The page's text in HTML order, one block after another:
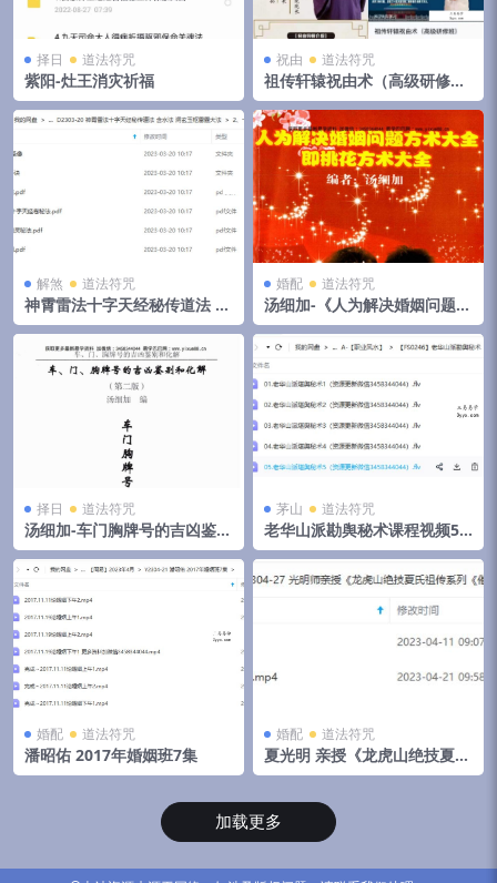
择日 道法符咒
紫阳-灶王消灾祈福
祝由 道法符咒
祖传轩辕祝由术（高级研修
班）
解煞 道法符咒
神霄雷法十字天经秘传道法 含
水法 洞玄玉枢雷霆大法
婚配 道法符咒
汤细加-《人为解决婚姻问题方
术大全即桃花方术大全》509
页
择日 道法符咒
汤细加-车门胸牌号的吉凶鉴别
与化解.pdf 200页
茅山 道法符咒
老华山派勘舆秘术课程视频5
集
婚配 道法符咒
潘昭佑 2017年婚姻班7集
婚配 道法符咒
夏光明 亲授《龙虎山绝技夏氏
祖传系列《催婚的十大不传之
法》2集视频+文档
加载更多